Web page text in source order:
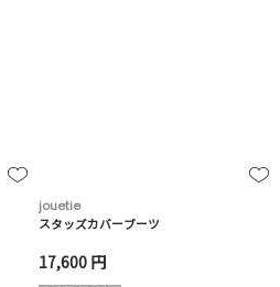
jouetie
スタッズカバーブーツ
17,600 円